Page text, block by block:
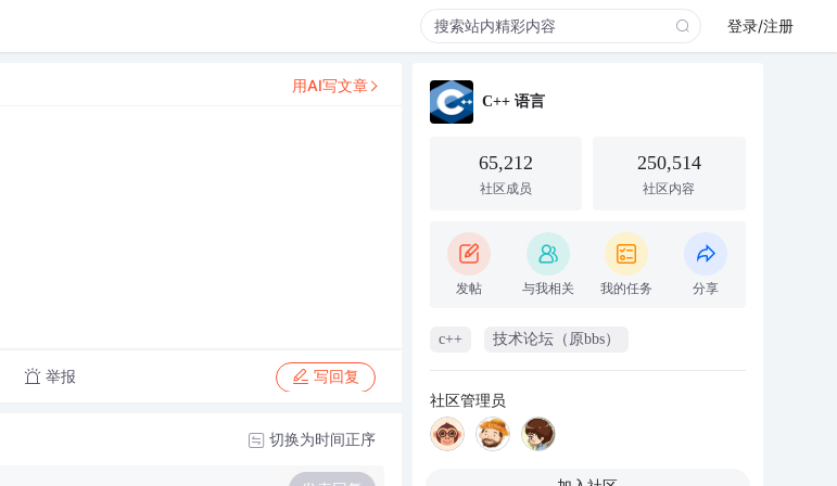
登录/注册
举报 写回复
用AI写文章
切换为时间正序
C++ 语言
65,212
社区成员
250,514
社区内容
发帖 与我相关 我的任务 分享
c++ 技术论坛（原bbs）
社区管理员